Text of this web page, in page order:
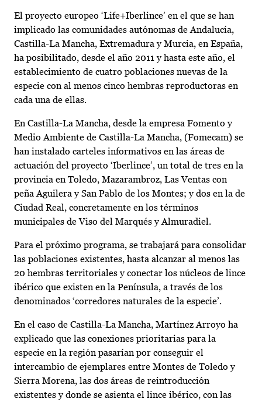
El proyecto europeo ‘Life+Iberlince’ en el que se han
implicado las comunidades autónomas de Andalucía,
Castilla-La Mancha, Extremadura y Murcia, en España,
ha posibilitado, desde el año 2011 y hasta este año, el
establecimiento de cuatro poblaciones nuevas de la
especie con al menos cinco hembras reproductoras en
cada una de ellas.
En Castilla-La Mancha, desde la empresa Fomento y
Medio Ambiente de Castilla-La Mancha, (Fomecam) se
han instalado carteles informativos en las áreas de
actuación del proyecto ‘Iberlince’, un total de tres en la
provincia en Toledo, Mazarambroz, Las Ventas con
peña Aguilera y San Pablo de los Montes; y dos en la de
Ciudad Real, concretamente en los términos
municipales de Viso del Marqués y Almuradiel.
Para el próximo programa, se trabajará para consolidar
las poblaciones existentes, hasta alcanzar al menos las
20 hembras territoriales y conectar los núcleos de lince
ibérico que existen en la Península, a través de los
denominados ‘corredores naturales de la especie’.
En el caso de Castilla-La Mancha, Martínez Arroyo ha
explicado que las conexiones prioritarias para la
especie en la región pasarían por conseguir el
intercambio de ejemplares entre Montes de Toledo y
Sierra Morena, las dos áreas de reintroducción
existentes y donde se asienta el lince ibérico, con las